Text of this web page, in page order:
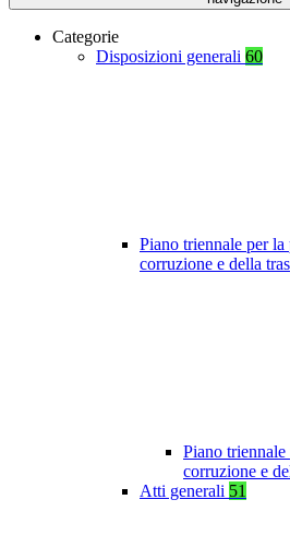
Categorie
Disposizioni generali 60
Piano triennale per
corruzione e della
Piano
corruzione e
Atti generali 51